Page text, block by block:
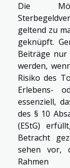
Die
geltend zu
geknüpft.
Beiträge nur
werden,
Risiko des
Erlebens-
essenziell,
des § 10
(EStG)
Betracht
sehen vor,